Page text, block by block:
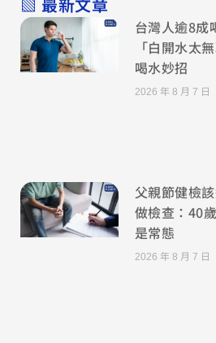
台灣人逾8成
「白開水太
喝水妙招
2026 年 8 月 7 日
父親節健檢
做檢查：40
是常態
2026 年 8 月 7 日